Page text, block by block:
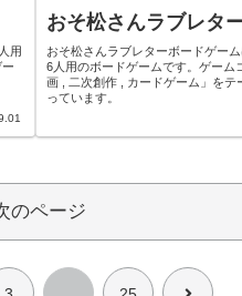
用
おそ松さんラブレタ
おそ松さんラブレターボードゲー
6人用のボードゲームです。ゲーム
画 , 二次創作 , カードゲーム」をテ
っています。
のページ